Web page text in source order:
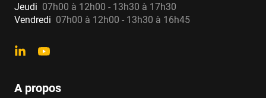
Jeudi 07h00 à 12h00 - 13h30 à 17h30
Vendredi 07h00 à 12h00 - 13h30 à 16h45
A propos